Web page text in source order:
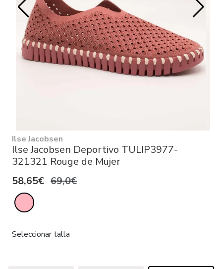
Ilse Jacobsen
Ilse Jacobsen Deportivo TULIP3977-
321321 Rouge de Mujer
58,65€ 69,0€
Seleccionar talla